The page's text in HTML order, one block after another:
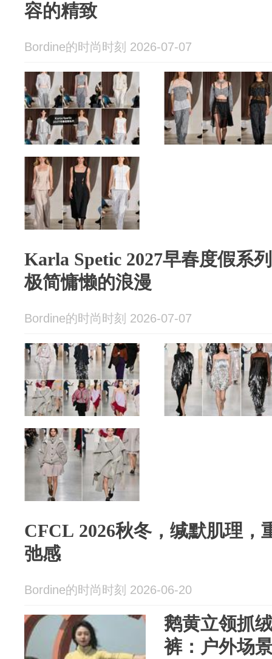
容的精致
Bordine的时尚时刻 2026-07-07
Karla Spetic 2027早春度假系
极简慵懒的浪漫
Bordine的时尚时刻 2026-07-07
CFCL 2026秋冬，缄默肌理，
弛感
Bordine的时尚时刻 2026-06-20
鹅黄立领抓
裤：户外场